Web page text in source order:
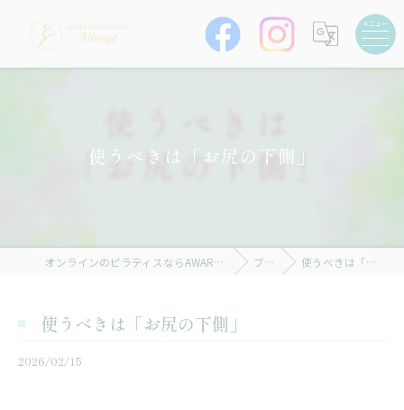
使うべきは「お尻の下側」
オンラインのピラティスならAWARENESS STUDIO Allongé ブログ 使うべきは「お尻の下側」
使うべきは「お尻の下側」
2026/02/15